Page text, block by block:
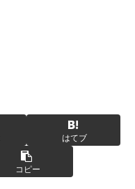
はてブ
コピー